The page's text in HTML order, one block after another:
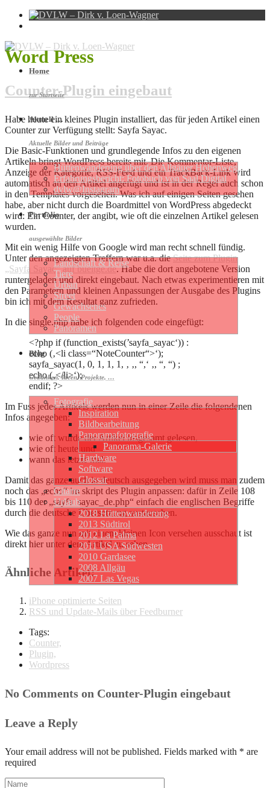
Home
zur Startseite
Aktuell …
Aktuelle Bilder und Beiträge
Hütten­wan­de­rung über den Allgäuer Höhen­weg
Erfahrungs­be­richt: Foto­buch von Saal Digital
dvlw@Instagram
Portfolio
ausgewählte Bilder
Landschaft & Reise
Tiere
Urban
Street
Gewachsenes
People
Panoramen
Blog
Gedanken, Ideen, Projekte, …
Fotografie
Inspiration
Bildbearbeitung
Panoramafotografie
Panorama-Galerie
Hardware
Software
Glossar
Gitarre
Urlaub
2018 Hüttenwanderung
2013 Südtirol
2012 La Palma
2011 USA Südwesten
2010 Gardasee
2008 Allgäu
2007 Las Vegas
Word Press
Counter-Plugin eingebaut
Habe heute ein kleines Plugin installiert, das für jeden Artikel einen
Counter zur Verfügung stellt: Sayfa Sayac.
Die Basic-Funktionen und grundlegende Infos zu den eigenen
Artikeln bringt WordPress bereits mit. Die Kommentar-Liste,
Anzeige der Kategorie, RSS-Feed und ein TrackBack-Link wird
automatisch an den Artikel angefügt und ist in der Regel auch schon
in den Templates vorgesehen. Was ich auf einigen Seiten gesehen
habe, aber nicht durch die Boardmittel von WordPress abgedeckt
wird: Ein Counter, der angibt, wie oft die einzelnen Artikel gelesen
wurden.
Mit ein wenig Hilfe von Google wird man recht schnell fündig.
Unter den angezeigten Treffern war u.a. dieSeite zum Plugin
„Sayfa Sayaç“ auf bueltge.de. Habe die dort angebotene Version
runtergeladen und direkt eingebaut. Nach etwas experimentieren mit
den Parametern und kleinen Anpassungen der Ausgabe des Plugins
bin ich mit dem Resultat ganz zufrieden.
In die single.php habe ich folgenden code eingefügt:
<?php if (function_exists(’sayfa_sayac‘)) :
echo (‚<li class=“NoteCounter“>‘);
sayfa_sayac(1, 0, 1, 1, 1, ‚ ‚, “,‘ ‚, “, “) ;
echo (‚</li>‘);
endif; ?>
Im Fuss jedes Artikels werden nun in einer Zeile die folgendenen
Infos angegeben:
wie oft wurde der Artikel insgesamt gelesen,
wie oft heute und
wann das letzte mal.
Damit das ganze auch in deutsch ausgegeben wird muss man zudem
noch das „echo“ im skript des Plugin anpassen: dafür in Zeile 108
bis 110 der „sayfa_sayac_de.php“ einfach die englischen Begriffe
durch die deutsche Übersetzung austauschen.
Wie das ganze nun mit einem kleinen Icon versehen ausschaut ist
direkt hier unter dem Artikel zu sehen …
Ähnliche Artikel:
iPhone optimierte Seiten
RSS und Update-Mails über Feedburner
Tags:
Counter,
Plugin,
Wordpress
No Comments on Counter-Plugin eingebaut
Leave a Reply
Your email address will not be published. Fields marked with * are
required